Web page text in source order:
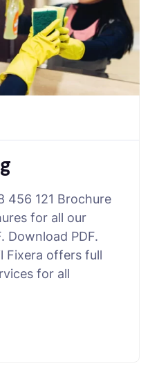
456 121 Brochure
for all our
Download PDF.
Fixera offers full
for all